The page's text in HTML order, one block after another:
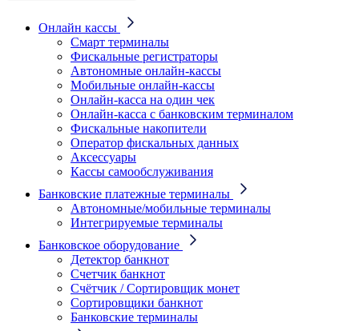
Онлайн кассы
Смарт терминалы
Фискальные регистраторы
Автономные онлайн-кассы
Мобильные онлайн-кассы
Онлайн-касса на один чек
Онлайн-касса с банковским терминалом
Фискальные накопители
Оператор фискальных данных
Аксессуары
Кассы самообслуживания
Банковские платежные терминалы
Автономные/мобильные терминалы
Интегрируемые терминалы
Банковское оборудование
Детектор банкнот
Счетчик банкнот
Счётчик / Сортировщик монет
Сортировщики банкнот
Банковские терминалы